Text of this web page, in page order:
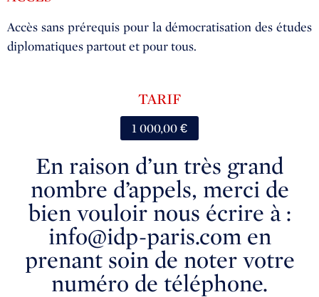
Accès sans prérequis pour la démocratisation des études
diplomatiques partout et pour tous.
TARIF
1 000,00 €
En raison d’un très grand
nombre d’appels, merci de
bien vouloir nous écrire à :
info@idp-paris.com en
prenant soin de noter votre
numéro de téléphone.